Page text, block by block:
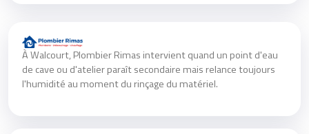
À Walcourt, Plombier Rimas intervient quand un point d'eau
de cave ou d'atelier paraît secondaire mais relance toujours
l'humidité au moment du rinçage du matériel.